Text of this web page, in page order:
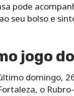
pode
seu bolso e
jogo
domingo,
o